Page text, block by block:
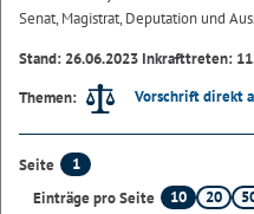
Senat, Magistrat, Deputation und
Stand: 26.06.2023 Inkrafttreten:
Themen:
Vorschrift direkt
Seite
1
Einträge pro Seite
10 20